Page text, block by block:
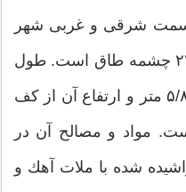
شرقی و غربی شهر
را به هم وصل کرده و دارای ۲۴ چشمه طاق است. طول
آن بیش از ۳۵۰ متر، پنهای آن ۵/۸ متر و ارتفاع آن از كف
روگذر پل ۸ متر است. مواد و مصالح آن در
شده با ملات آهك و